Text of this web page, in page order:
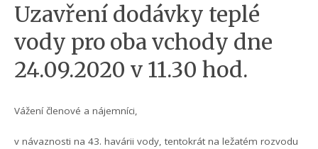
Uzavření dodávky teplé
vody pro oba vchody dne
24.09.2020 v 11.30 hod.
Vážení členové a nájemníci,
v návaznosti na 43. havárii vody, tentokrát na ležatém rozvodu